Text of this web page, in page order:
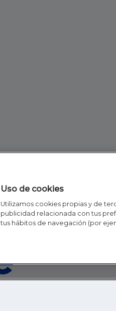
Uso de cookies
Utilizamos cookies propias y de
publicidad relacionada con tus
tus hábitos de navegación (por